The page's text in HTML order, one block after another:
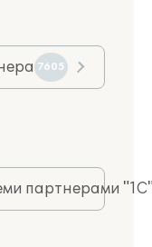
7605
партнерами